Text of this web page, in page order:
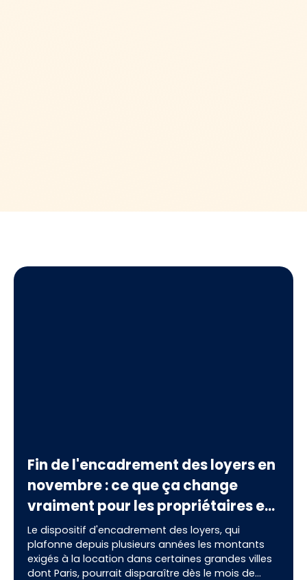
Fin de l'encadrement des loyers en
novembre : ce que ça change
vraiment pour les propriétaires et
les locataires parisiens
Le dispositif d'encadrement des loyers, qui
plafonne depuis plusieurs années les montants
exigés à la location dans certaines grandes villes
dont Paris, pourrait disparaître dès le mois de